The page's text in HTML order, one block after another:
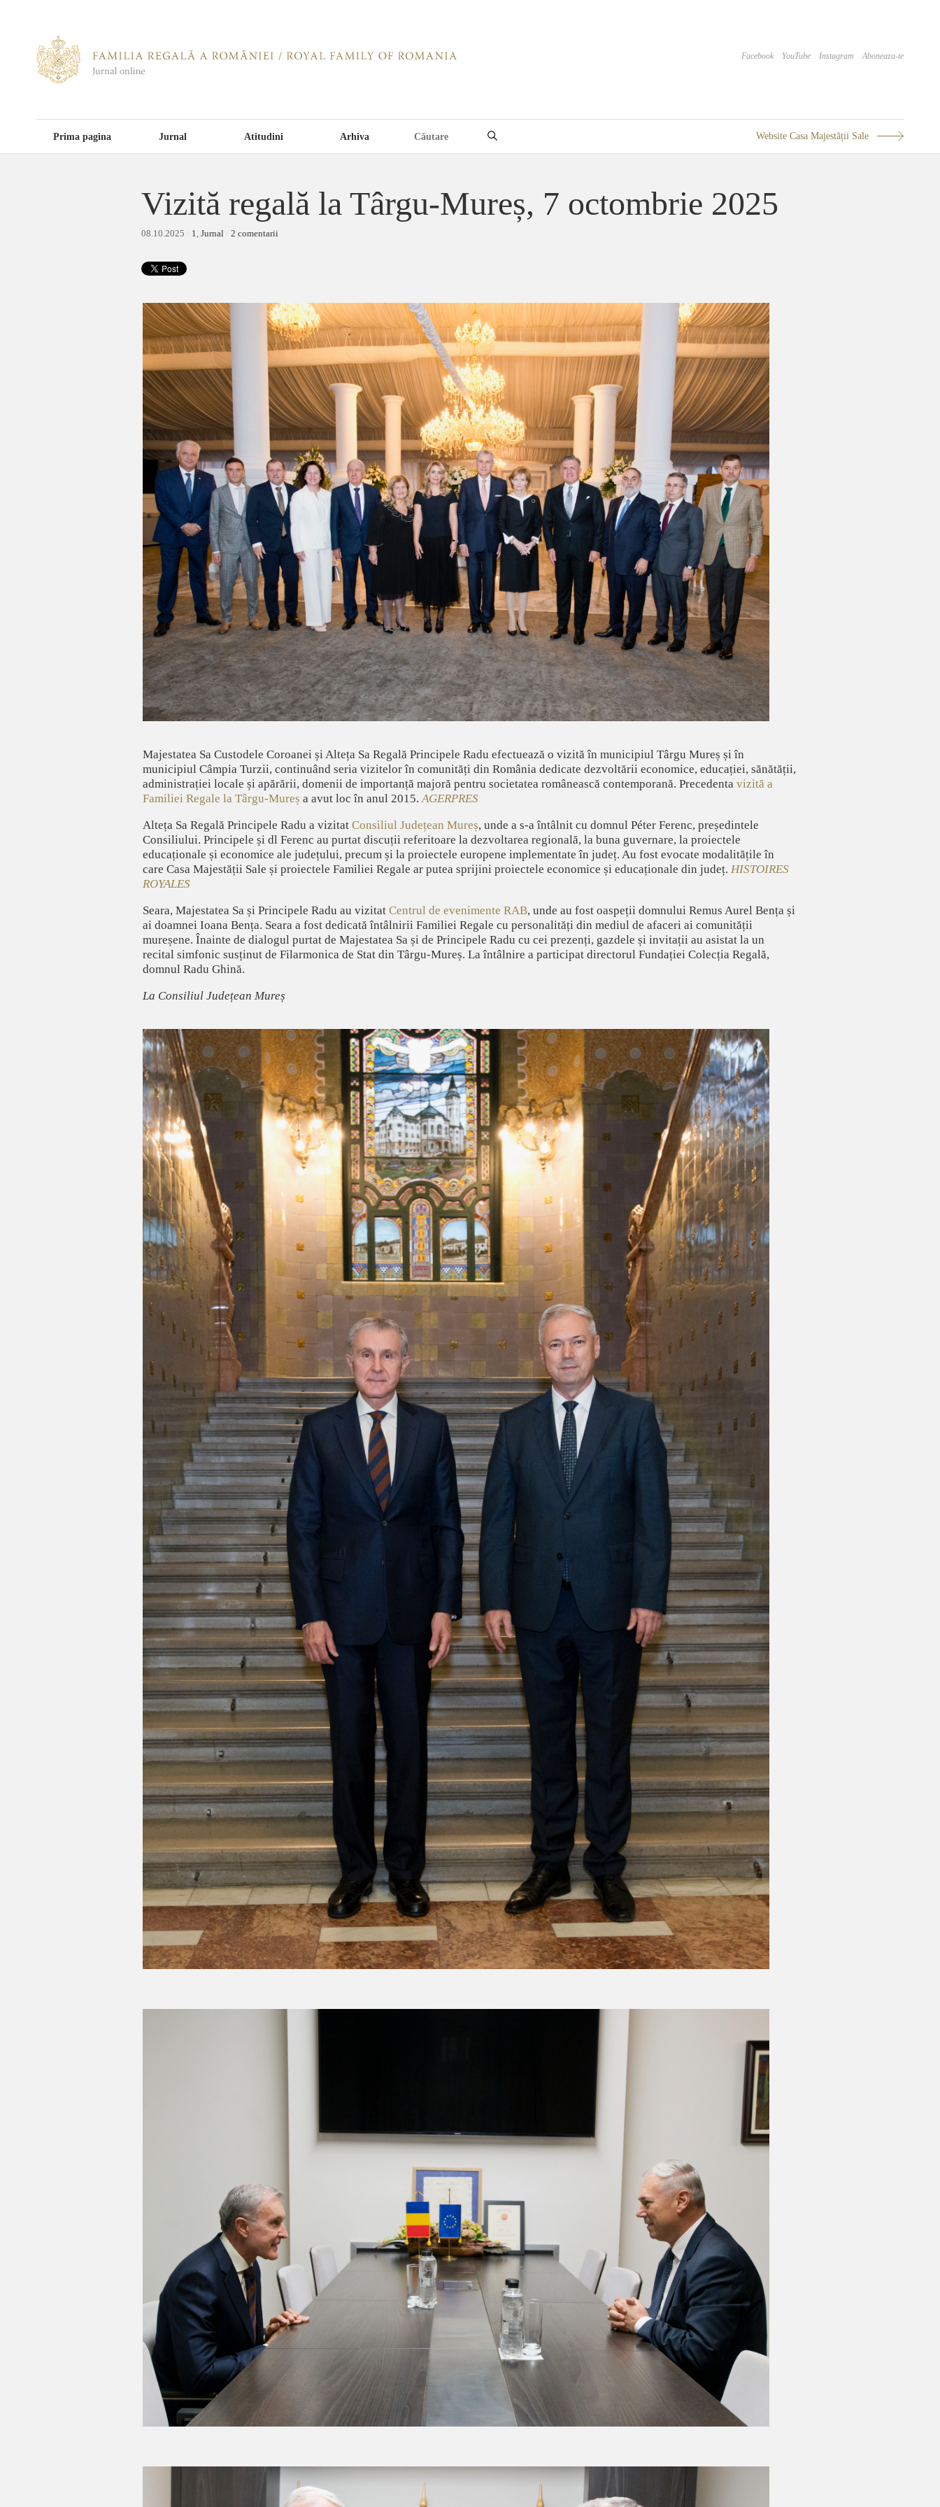
Facebook YouTube Instagram Aboneaza-te
Prima pagina Jurnal Atitudini Arhiva Website Casa Majestății Sale
Vizită regală la Târgu-Mureș, 7 octombrie 2025
08.10.2025 1, Jurnal 2 comentarii
Majestatea Sa Custodele Coroanei și Alteța Sa Regală Principele Radu efectuează o vizită în municipiul Târgu Mureș și în
municipiul Câmpia Turzii, continuând seria vizitelor în comunități din România dedicate dezvoltării economice, educației, sănătății,
administrației locale și apărării, domenii de importanță majoră pentru societatea românească contemporană. Precedenta vizită a
Familiei Regale la Târgu-Mureș a avut loc în anul 2015. AGERPRES
Alteța Sa Regală Principele Radu a vizitat Consiliul Județean Mureș, unde a s-a întâlnit cu domnul Péter Ferenc, președintele
Consiliului. Principele și dl Ferenc au purtat discuții referitoare la dezvoltarea regională, la buna guvernare, la proiectele
educaționale și economice ale județului, precum și la proiectele europene implementate în județ. Au fost evocate modalitățile în
care Casa Majestății Sale și proiectele Familiei Regale ar putea sprijini proiectele economice și educaționale din județ. HISTOIRES
ROYALES
Seara, Majestatea Sa și Principele Radu au vizitat Centrul de evenimente RAB, unde au fost oaspeții domnului Remus Aurel Bența și
ai doamnei Ioana Bența. Seara a fost dedicată întâlnirii Familiei Regale cu personalități din mediul de afaceri ai comunității
mureșene. Înainte de dialogul purtat de Majestatea Sa și de Principele Radu cu cei prezenți, gazdele și invitații au asistat la un
recital simfonic susținut de Filarmonica de Stat din Târgu-Mureș. La întâlnire a participat directorul Fundației Colecția Regală,
domnul Radu Ghină.
La Consiliul Județean Mureș